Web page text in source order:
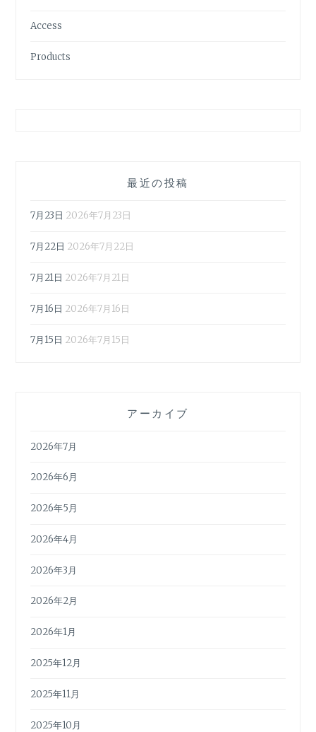
Access
Products
最近の投稿
7月23日 2026年7月23日
7月22日 2026年7月22日
7月21日 2026年7月21日
7月16日 2026年7月16日
7月15日 2026年7月15日
アーカイブ
2026年7月
2026年6月
2026年5月
2026年4月
2026年3月
2026年2月
2026年1月
2025年12月
2025年11月
2025年10月